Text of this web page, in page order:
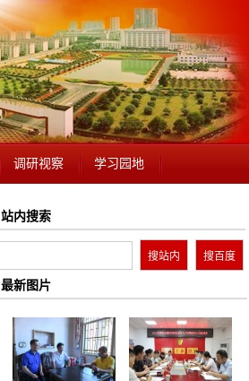
调研视察 学习园地
站内搜索
最新图片